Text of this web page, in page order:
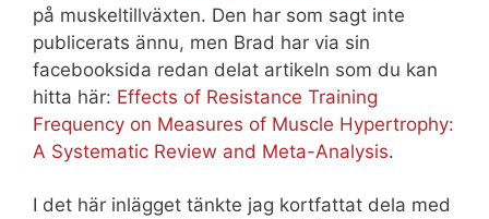
på muskeltillväxten. Den har som sagt inte
publicerats ännu, men Brad har via sin
facebooksida redan delat artikeln som du kan
hitta här: Effects of Resistance Training
Frequency on Measures of Muscle Hypertrophy:
A Systematic Review and Meta-Analysis.
I det här inlägget tänkte jag kortfattat dela med